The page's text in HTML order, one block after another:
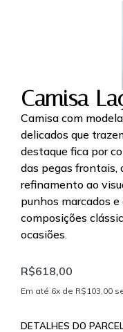
Camisa
Camisa com
delicados que
destaque fica por
das pegas frontais,
refinamento ao
punhos marcados
composições
ocasiões.
R$618,00
Em até 6x de R$ 103,00
DETALHES DO